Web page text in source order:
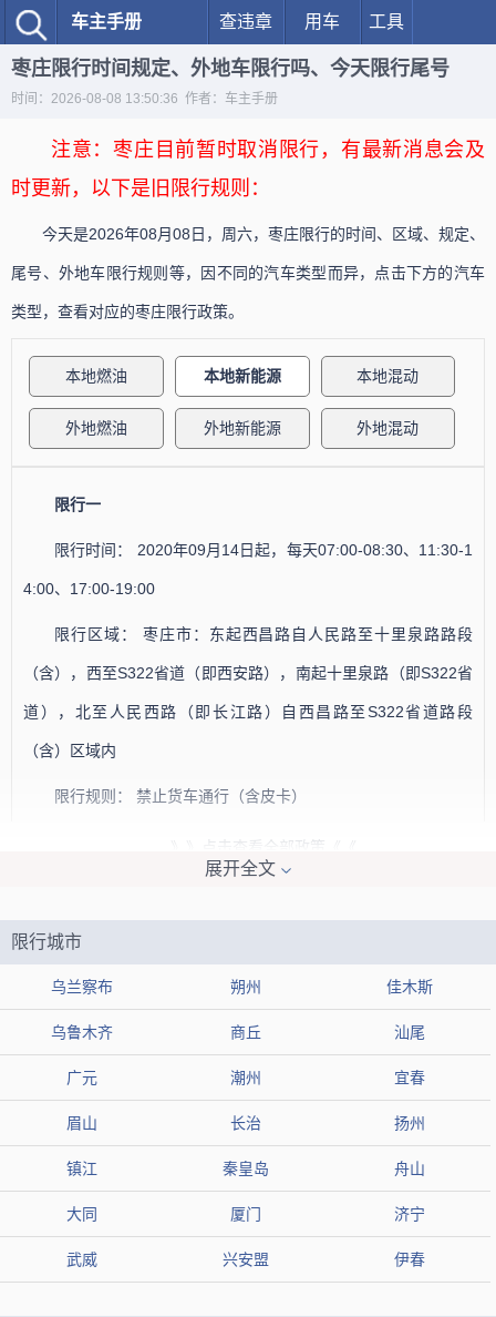
车主手册 查违章 用车 工具
枣庄限行时间规定、外地车限行吗、今天限行尾号
时间：2026-08-08 13:50:36 作者：车主手册
注意：枣庄目前暂时取消限行，有最新消息会及
时更新，以下是旧限行规则：
今天是2026年08月08日，周六，枣庄限行的时间、区域、规定、
尾号、外地车限行规则等，因不同的汽车类型而异，点击下方的汽车
类型，查看对应的枣庄限行政策。
本地燃油 本地新能源 本地混动
外地燃油 外地新能源 外地混动
限行一
限行时间： 2020年09月14日起，每天07:00-08:30、11:30-1
4:00、17:00-19:00
限行区域： 枣庄市：东起西昌路自人民路至十里泉路路段
（含），西至S322省道（即西安路），南起十里泉路（即S322省
道），北至人民西路（即长江路）自西昌路至S322省道路段
（含）区域内
限行规则： 禁止货车通行（含皮卡）
》》点击查看全部政策《《
偏差，请以官方机构发布的最新限行规则为准。
展开全文
限行城市
乌兰察布 朔州 佳木斯
乌鲁木齐 商丘 汕尾
广元 潮州 宜春
眉山 长治 扬州
镇江 秦皇岛 舟山
大同 厦门 济宁
武威 兴安盟 伊春